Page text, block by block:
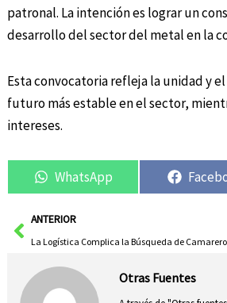
patronal. La intención es lograr un
desarrollo del sector del metal en la
Esta convocatoria refleja la unidad y
futuro más estable en el sector,
intereses.
WhatsApp
AntANTERIOR
Otras Fuentes